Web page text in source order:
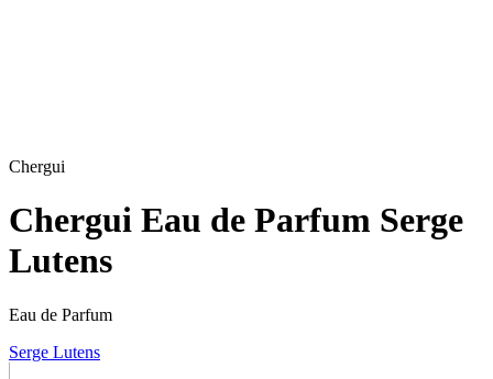
Chergui
Chergui Eau de Parfum Serge
Lutens
Eau de Parfum
Serge Lutens